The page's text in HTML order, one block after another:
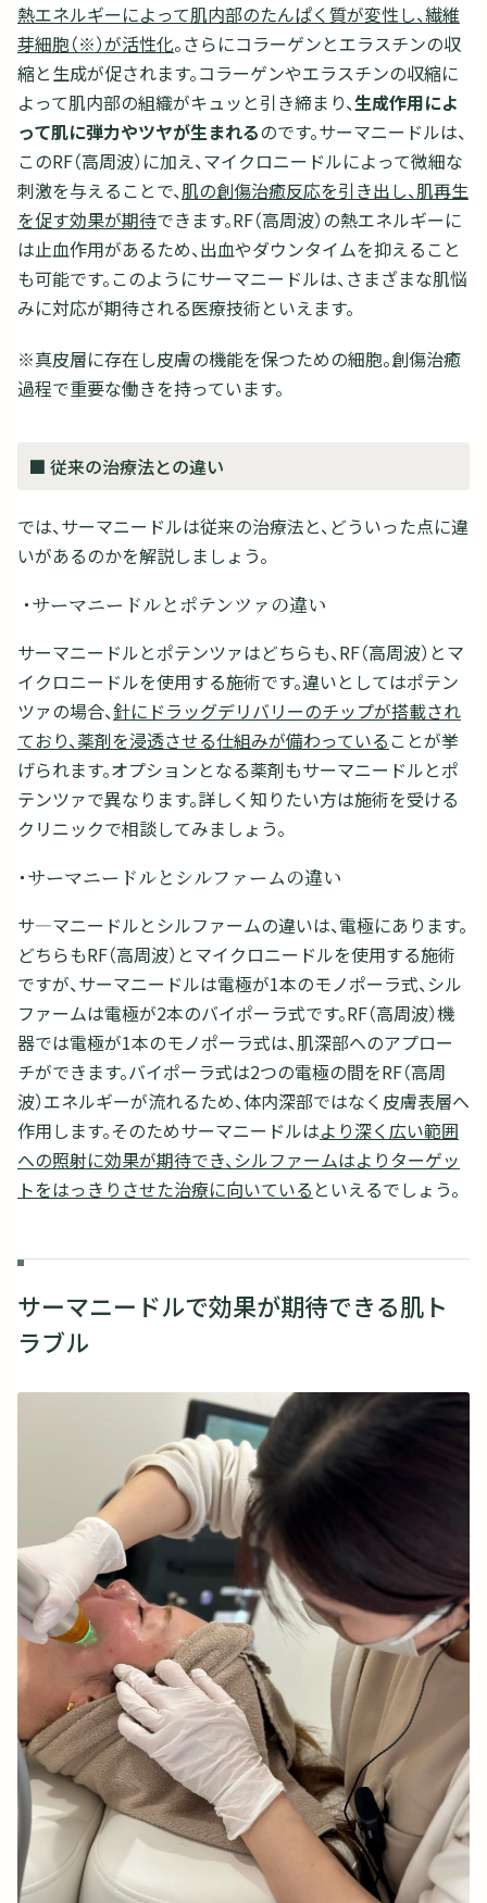
熱エネルギーによって肌内部のたんぱく質が変性し、繊維
芽細胞（※）が活性化。さらにコラーゲンとエラスチンの収
縮と生成が促されます。コラーゲンやエラスチンの収縮に
よって肌内部の組織がキュッと引き締まり、生成作用によ
って肌に弾力やツヤが生まれるのです。サーマニードルは、
このRF（高周波）に加え、マイクロニードルによって微細な
刺激を与えることで、肌の創傷治癒反応を引き出し、肌再生
を促す効果が期待できます。RF（高周波）の熱エネルギーに
は止血作用があるため、出血やダウンタイムを抑えること
も可能です。このようにサーマニードルは、さまざまな肌悩
みに対応が期待される医療技術といえます。
※真皮層に存在し皮膚の機能を保つための細胞。創傷治癒
過程で重要な働きを持っています。
■ 従来の治療法との違い
では、サーマニードルは従来の治療法と、どういった点に違
いがあるのかを解説しましょう。
・サーマニードルとポテンツァの違い
サーマニードルとポテンツァはどちらも、RF（高周波）とマ
イクロニードルを使用する施術です。違いとしてはポテン
ツァの場合、針にドラッグデリバリーのチップが搭載され
ており、薬剤を浸透させる仕組みが備わっている ことが挙
げられます。オプションとなる薬剤もサーマニードルとポ
テンツァで異なります。詳しく知りたい方は施術を受ける
クリニックで相談してみましょう。
・サーマニードルとシルファームの違い
サ―マニードルとシルファームの違いは、電極にあります。
どちらもRF（高周波）とマイクロニードルを使用する施術
ですが、サーマニードルは電極が1本のモノポーラ式、シル
ファームは電極が2本のバイポーラ式です。RF（高周波）機
器では電極が1本のモノポーラ式は、肌深部へのアプロー
チができます。バイポーラ式は2つの電極の間をRF（高周
波）エネルギーが流れるため、体内深部ではなく皮膚表層へ
作用します。そのためサーマニードルはより深く広い範囲
への照射に効果が期待でき、シルファームはよりターゲッ
トをはっきりさせた治療に向いている といえるでしょう。
サーマニードルで効果が期待できる肌ト
ラブル